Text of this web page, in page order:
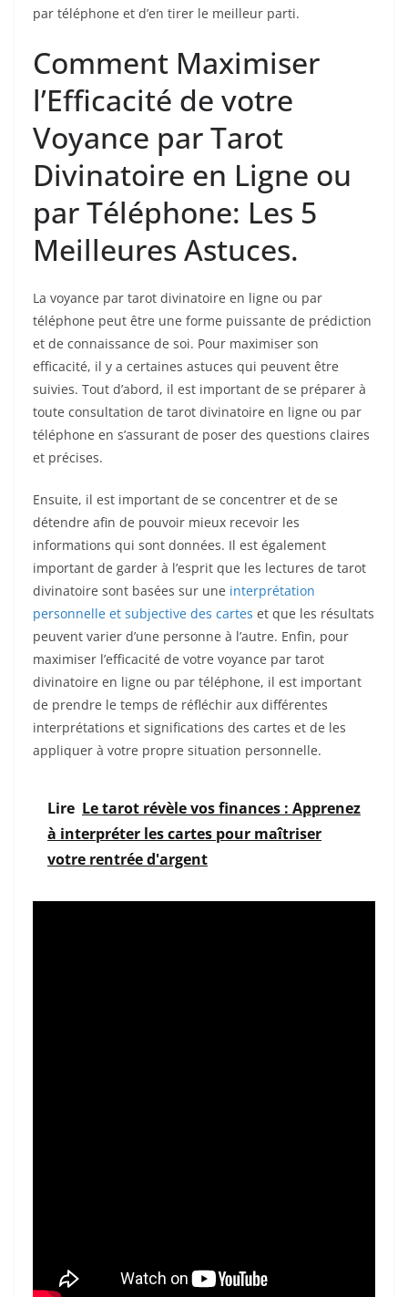
par téléphone et d’en tirer le meilleur parti.
Comment Maximiser
l’Efficacité de votre
Voyance par Tarot
Divinatoire en Ligne ou
par Téléphone: Les 5
Meilleures Astuces.
La voyance par tarot divinatoire en ligne ou par
téléphone peut être une forme puissante de prédiction
et de connaissance de soi. Pour maximiser son
efficacité, il y a certaines astuces qui peuvent être
suivies. Tout d’abord, il est important de se préparer à
toute consultation de tarot divinatoire en ligne ou par
téléphone en s’assurant de poser des questions claires
et précises.
Ensuite, il est important de se concentrer et de se
détendre afin de pouvoir mieux recevoir les
informations qui sont données. Il est également
important de garder à l’esprit que les lectures de tarot
divinatoire sont basées sur une interprétation
personnelle et subjective des cartes et que les résultats
peuvent varier d’une personne à l’autre. Enfin, pour
maximiser l’efficacité de votre voyance par tarot
divinatoire en ligne ou par téléphone, il est important
de prendre le temps de réfléchir aux différentes
interprétations et significations des cartes et de les
appliquer à votre propre situation personnelle.
Lire Le tarot révèle vos finances : Apprenez
à interpréter les cartes pour maîtriser
votre rentrée d'argent